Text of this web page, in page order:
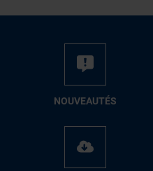
NOUVEAUTÉS